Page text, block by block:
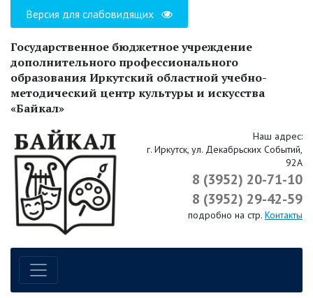
Версия для слабовидящих
Государственное бюджетное учреждение
дополнительного профессионального
образования Иркутский областной учебно-
методический центр культуры и искусства
«Байкал»
Наш адрес:
г. Иркутск, ул. Декабрьских Событий,
92А
8 (3952) 20-71-10
8 (3952) 29-42-59
подробно на стр. Контакты
Навигация по сайту